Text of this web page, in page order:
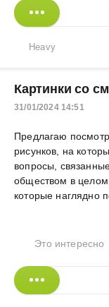
Heavy
Картинки со
31/01/2024 14:51
Предлагаю
рисунков, на
вопросы,
обществом в
которые наглядно
Это интересно